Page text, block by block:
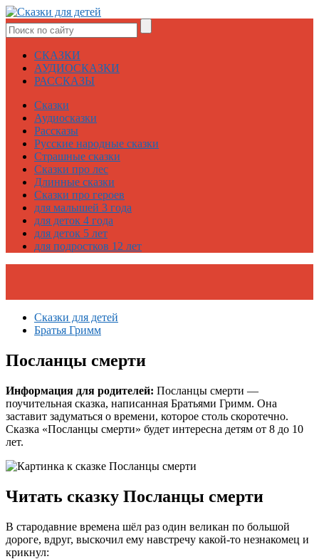
СКАЗКИ
АУДИОСКАЗКИ
РАССКАЗЫ
Сказки
Аудиосказки
Рассказы
Русские народные сказки
Страшные сказки
Сказки про лес
Длинные сказки
Сказки про героев
для малышей 3 года
для деток 4 года
для деток 5 лет
для подростков 12 лет
Сказки для детей
Братья Гримм
Посланцы смерти
Информация для родителей: Посланцы смерти —
поучительная сказка, написанная Братьями Гримм. Она
заставит задуматься о времени, которое столь скоротечно.
Сказка «Посланцы смерти» будет интересна детям от 8 до 10
лет.
Читать сказку Посланцы смерти
В стародавние времена шёл раз один великан по большой
дороге, вдруг, выскочил ему навстречу какой-то незнакомец и
крикнул: